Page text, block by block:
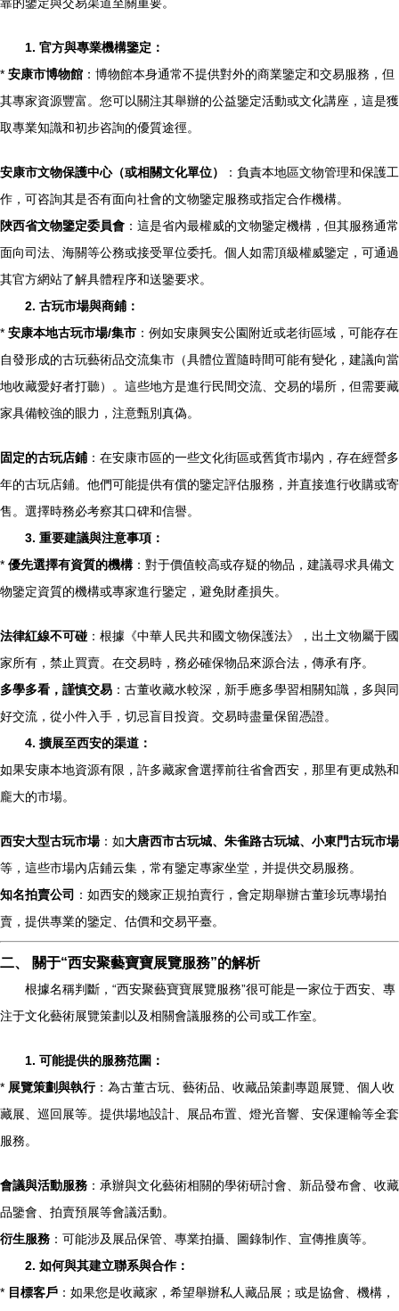
1. 官方與專業機構鑒定：
* 安康市博物館 ：博物館本身通常不提供對外的商業鑒定和交易服務，但
其專家資源豐富。您可以關注其舉辦的公益鑒定活動或文化講座，這是獲
取專業知識和初步咨詢的優質途徑。
安康市文物保護中心（或相關文化單位）
：負責本地區文物管理和保護工
作，可咨詢其是否有面向社會的文物鑒定服務或指定合作機構。
陜西省文物鑒定委員會 ：這是省內最權威的文物鑒定機構，但其服務通常
面向司法、海關等公務或接受單位委托。個人如需頂級權威鑒定，可通過
其官方網站了解具體程序和送鑒要求。
2. 古玩市場與商鋪：
* 安康本地古玩市場/集市 ：例如安康興安公園附近或老街區域，可能存在
自發形成的古玩藝術品交流集市（具體位置隨時間可能有變化，建議向當
地收藏愛好者打聽）。這些地方是進行民間交流、交易的場所，但需要藏
家具備較強的眼力，注意甄別真偽。
固定的古玩店鋪 ：在安康市區的一些文化街區或舊貨市場內，存在經營多
年的古玩店鋪。他們可能提供有償的鑒定評估服務，并直接進行收購或寄
售。選擇時務必考察其口碑和信譽。
3. 重要建議與注意事項：
* 優先選擇有資質的機構：對于價值較高或存疑的物品，建議尋求具備文
物鑒定資質的機構或專家進行鑒定，避免財產損失。
法律紅線不可碰 ：根據《中華人民共和國文物保護法》，出土文物屬于國
家所有，禁止買賣。在交易時，務必確保物品來源合法，傳承有序。
多學多看，謹慎交易 ：古董收藏水較深，新手應多學習相關知識，多與同
好交流，從小件入手，切忌盲目投資。交易時盡量保留憑證。
4. 擴展至西安的渠道：
如果安康本地資源有限，許多藏家會選擇前往省會西安，那里有更成熟和
龐大的市場。
西安大型古玩市場：如大唐西市古玩城、朱雀路古玩城、小東門古玩市場
等，這些市場內店鋪云集，常有鑒定專家坐堂，并提供交易服務。
知名拍賣公司 ：如西安的幾家正規拍賣行，會定期舉辦古董珍玩專場拍
賣，提供專業的鑒定、估價和交易平臺。
二、 關于“西安聚藝寶寶展覽服務”的解析
根據名稱判斷，“西安聚藝寶寶展覽服務”很可能是一家位于西安、專
注于文化藝術展覽策劃以及相關會議服務的公司或工作室。
1. 可能提供的服務范圍：
* 展覽策劃與執行：為古董古玩、藝術品、收藏品策劃專題展覽、個人收
藏展、巡回展等。提供場地設計、展品布置、燈光音響、安保運輸等全套
服務。
會議與活動服務 ：承辦與文化藝術相關的學術研討會、新品發布會、收藏
品鑒會、拍賣預展等會議活動。
衍生服務 ：可能涉及展品保管、專業拍攝、圖錄制作、宣傳推廣等。
2. 如何與其建立聯系與合作：
* 目標客戶 ：如果您是收藏家，希望舉辦私人藏品展；或是協會、機構，